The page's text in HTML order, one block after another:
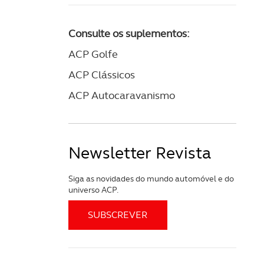
Consulte os suplementos:
ACP Golfe
ACP Clássicos
ACP Autocaravanismo
Newsletter Revista
Siga as novidades do mundo automóvel e do
universo ACP.